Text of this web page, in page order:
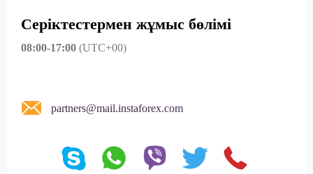
Серіктестермен жұмыс бөлімі
08:00-17:00 (UTC+00)
partners@mail.instaforex.com